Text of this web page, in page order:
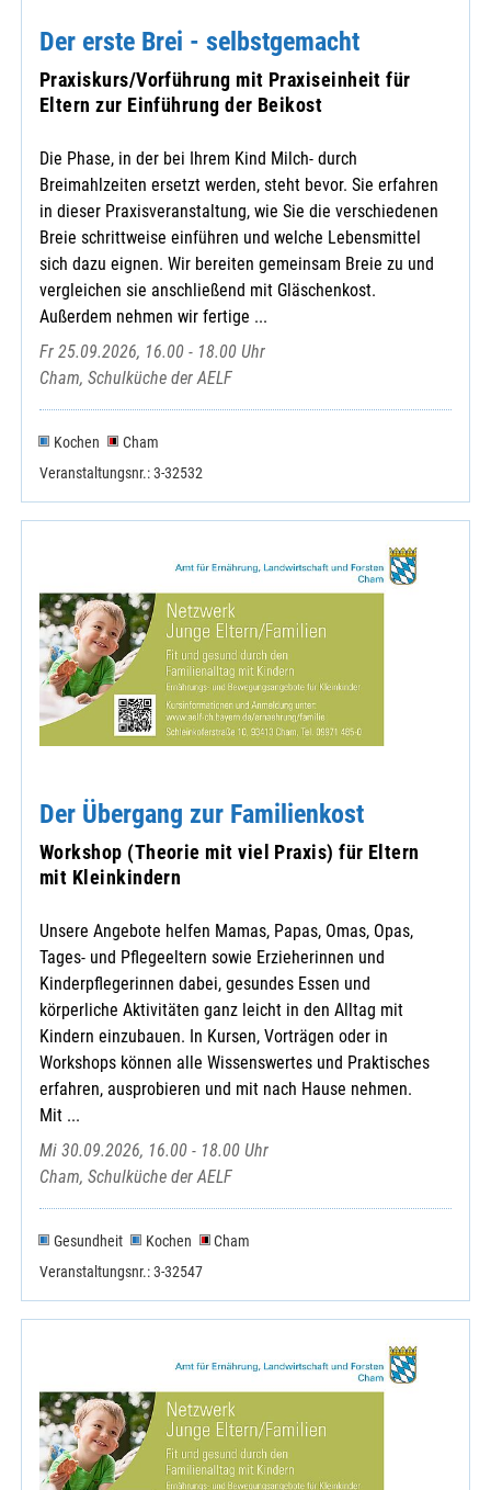
Der erste Brei - selbstgemacht
Praxiskurs/Vorführung mit Praxiseinheit für
Eltern zur Einführung der Beikost
Die Phase, in der bei Ihrem Kind Milch- durch
Breimahlzeiten ersetzt werden, steht bevor. Sie erfahren
in dieser Praxisveranstaltung, wie Sie die verschiedenen
Breie schrittweise einführen und welche Lebensmittel
sich dazu eignen. Wir bereiten gemeinsam Breie zu und
vergleichen sie anschließend mit Gläschenkost.
Außerdem nehmen wir fertige ...
Fr 25.09.2026, 16.00 - 18.00 Uhr
Cham, Schulküche der AELF
Kochen
Cham
Veranstaltungsnr.: 3-32532
Der Übergang zur Familienkost
Workshop (Theorie mit viel Praxis) für Eltern
mit Kleinkindern
Unsere Angebote helfen Mamas, Papas, Omas, Opas,
Tages- und Pflegeeltern sowie Erzieherinnen und
Kinderpflegerinnen dabei, gesundes Essen und
körperliche Aktivitäten ganz leicht in den Alltag mit
Kindern einzubauen. In Kursen, Vorträgen oder in
Workshops können alle Wissenswertes und Praktisches
erfahren, ausprobieren und mit nach Hause nehmen.
Mit ...
Mi 30.09.2026, 16.00 - 18.00 Uhr
Cham, Schulküche der AELF
Gesundheit Kochen
Cham
Veranstaltungsnr.: 3-32547